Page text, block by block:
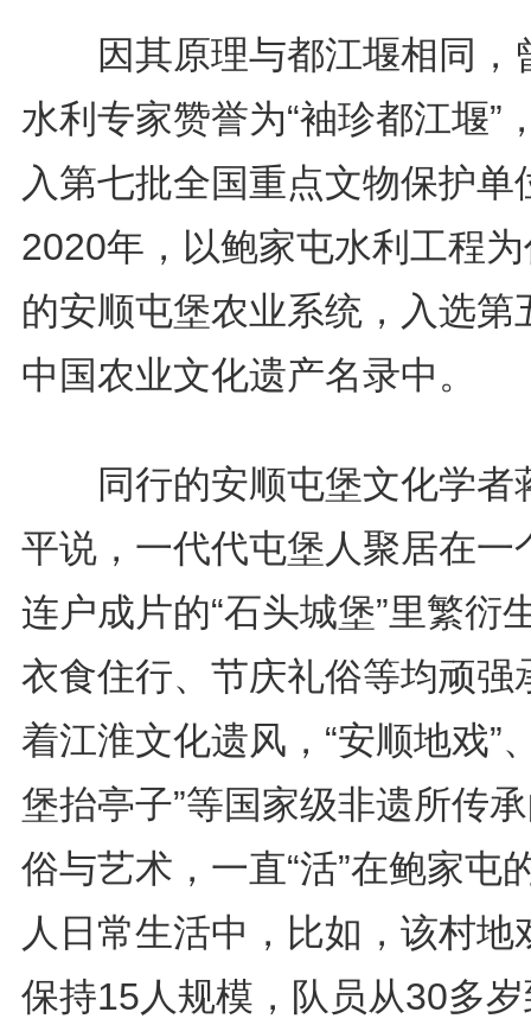
因其原理与都江堰相同，
水利专家赞誉为“袖珍都江堰”
入第七批全国重点文物保护单
2020年，以鲍家屯水利工程
的安顺屯堡农业系统，入选第
中国农业文化遗产名录中。
同行的安顺屯堡文化学者
平说，一代代屯堡人聚居在一
连户成片的“石头城堡”里繁衍
衣食住行、节庆礼俗等均顽强
着江淮文化遗风，“安顺地戏”
堡抬亭子”等国家级非遗所传
俗与艺术，一直“活”在鲍家屯
人日常生活中，比如，该村地
保持15人规模，队员从30多